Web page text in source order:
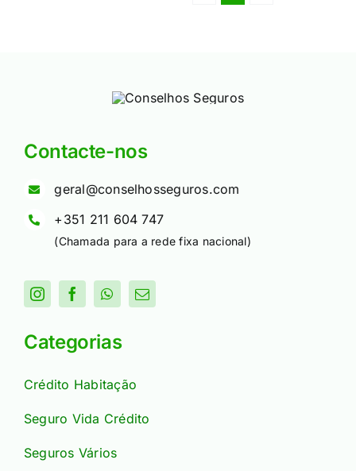
Contacte-nos
geral@conselhosseguros.com
+351 211 604 747
(Chamada para a rede fixa nacional)
Categorias
Crédito Habitação
Seguro Vida Crédito
Seguros Vários